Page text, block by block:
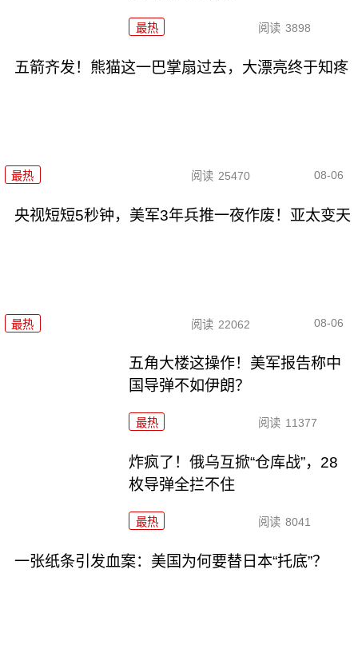
最热 阅读 3898
五箭齐发！熊猫这一巴掌扇过去，大漂亮终于知疼
最热 阅读 25470 08-06
央视短短5秒钟，美军3年兵推一夜作废！亚太变天
最热 阅读 22062 08-06
五角大楼这操作！美军报告称中
国导弹不如伊朗？
最热 阅读 11377
炸疯了！俄乌互掀“仓库战”，28
枚导弹全拦不住
最热 阅读 8041
一张纸条引发血案：美国为何要替日本“托底”？